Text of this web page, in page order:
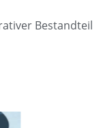
Bestandteil